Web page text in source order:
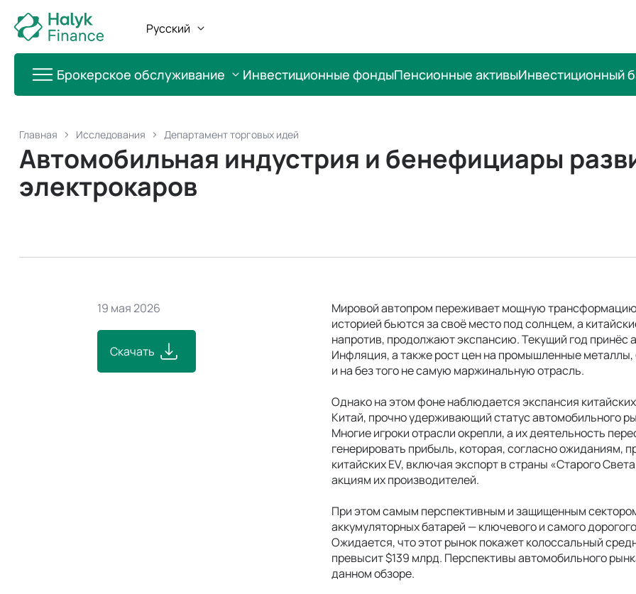
Русский
Брокерское обслуживание Инвестиционные фондыПенсионные активыИнвестиционный
Главная Исследования Департамент торговых идей
Автомобильная индустрия и бенефициары
электрокаров
19 мая 2026
Скачать
Мировой автопром переживает мощную
историей бьются за своё место под солнцем, а
напротив, продолжают экспансию. Текущий год
Инфляция, а также рост цен на промышленные
и на без того не самую маржинальную отрасль.
Однако на этом фоне наблюдается экспансия
Китай, прочно удерживающий статус автомобильного
Многие игроки отрасли окрепли, а их деятельность
генерировать прибыль, которая, согласно ожиданиям,
китайских EV, включая экспорт в страны «Старого
акциям их производителей.
При этом самым перспективным и защищенным
аккумуляторных батарей — ключевого и самого
Ожидается, что этот рынок покажет колоссальный
превысит $139 млрд. Перспективы автомобильного
данном обзоре.